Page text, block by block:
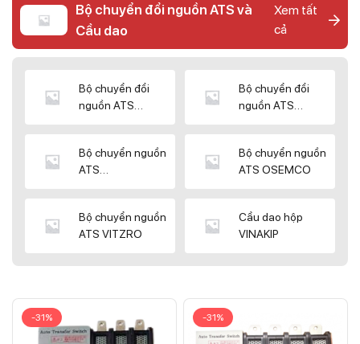
Bộ chuyển đổi nguồn ATS và
Cầu dao
Xem tất
cả
Bộ chuyển đổi
nguồn ATS
Bộ chuyển đổi
nguồn ATS
Bộ chuyển nguồn
ATS
Bộ chuyển nguồn
ATS OSEMCO
Bộ chuyển nguồn
ATS VITZRO
Cầu dao hộp
VINAKIP
-31% -31%